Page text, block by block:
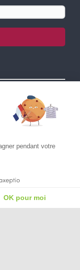
pendant votre
OK pour moi